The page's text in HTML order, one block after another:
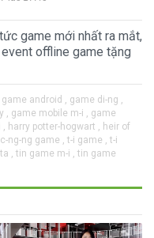
game mới nhất ra mắt,
offline game tặng
game android , game di-ng ,
, game mobile m-i , game
, harry potter-hogwart , heir of
ng-ng game , t-i game , t-i
, tin game m-i , tin game